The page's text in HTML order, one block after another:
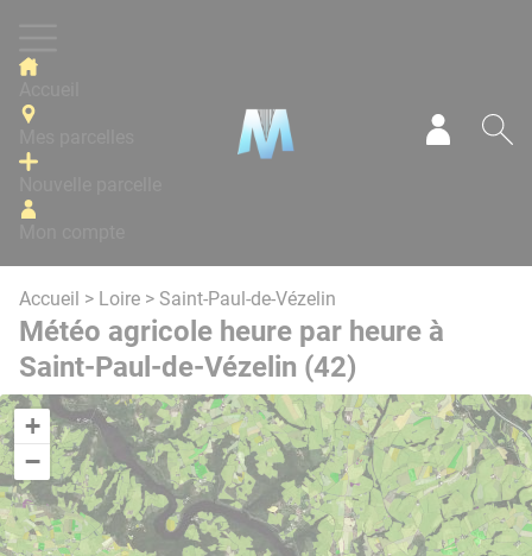
Accueil > Loire > Saint-Paul-de-Vézelin
Météo agricole heure par heure à
Saint-Paul-de-Vézelin (42)
+
−